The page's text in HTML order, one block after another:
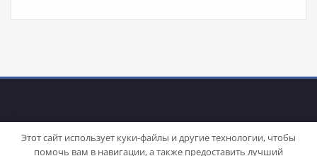
Этот сайт использует куки-файлы и другие технологии, чтобы
помочь вам в навигации, а также предоставить лучший